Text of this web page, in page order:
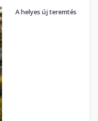
A helyes új teremtés